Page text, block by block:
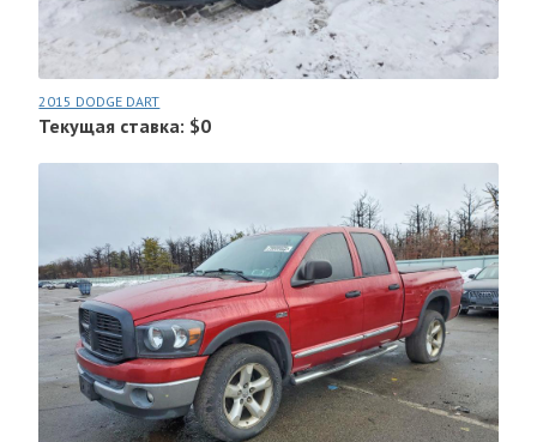
2015 DODGE DART
Текущая ставка: $0